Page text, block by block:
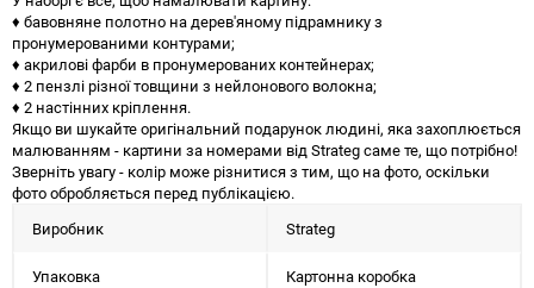
♦ бавовняне полотно на дерев'яному підрамнику з
пронумерованими контурами;
♦ акрилові фарби в пронумерованих контейнерах;
♦ 2 пензлі різної товщини з нейлонового волокна;
♦ 2 настінних кріплення.
Якщо ви шукайте оригінальний подарунок людині, яка захоплюється
малюванням - картини за номерами від Strateg саме те, що потрібно!
Зверніть увагу - колір може різнитися з тим, що на фото, оскільки
фото обробляється перед публікацією.
Виробник
Strateg
Упаковка Картонна коробка